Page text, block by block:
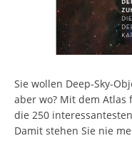
Sie wollen Deep-Sky-
aber wo? Mit dem
die 250
Damit stehen Sie nie